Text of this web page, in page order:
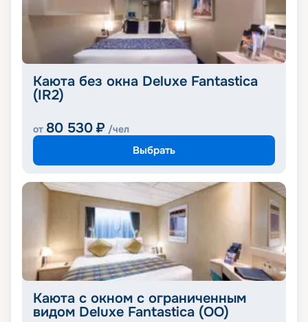
Каюта без окна Deluxe Fantastica
(IR2)
от 80 530 ₽ /чел
Выбрать
Каюта с окном с ограниченным
видом Deluxe Fantastica (OO)